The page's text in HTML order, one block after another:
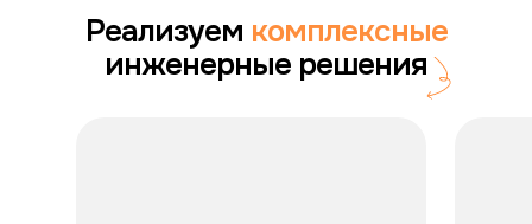
Реализуем комплексные
инженерные решения